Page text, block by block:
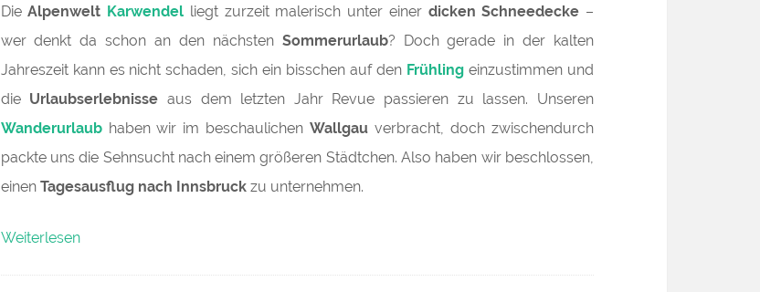
DieAlpenwelt Karwendel liegt zurzeit malerisch unter einer dicken Schneedecke –
wer denkt da schon an den nächsten Sommerurlaub? Doch gerade in der kalten
Jahreszeit kann es nicht schaden, sich ein bisschen auf den Frühling einzustimmen und
die Urlaubserlebnisse aus dem letzten Jahr Revue passieren zu lassen. Unseren
Wanderurlaubhaben wir im beschaulichenWallgau verbracht, doch zwischendurch
packte uns die Sehnsucht nach einem größeren Städtchen. Also haben wir beschlossen,
einen Tagesausflug nach Innsbruckzu unternehmen.
Weiterlesen„Bezauberndes